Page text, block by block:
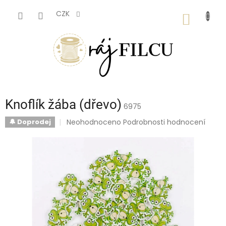
CZK
Knoflík žába (dřevo) 6975
🔔 Doprodej
Průměrné
5
hvězdiček.
Neohodnoceno Podrobnosti hodnocení